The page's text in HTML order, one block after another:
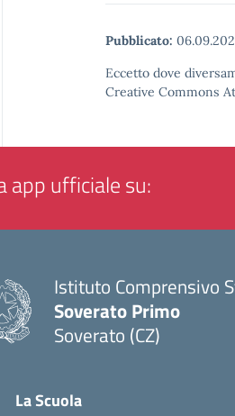
Pubblicato:
Eccetto dove
Creative Commons
app ufficiale su:
Istituto Comprensivo
Soverato Primo
Soverato (CZ)
La Scuola